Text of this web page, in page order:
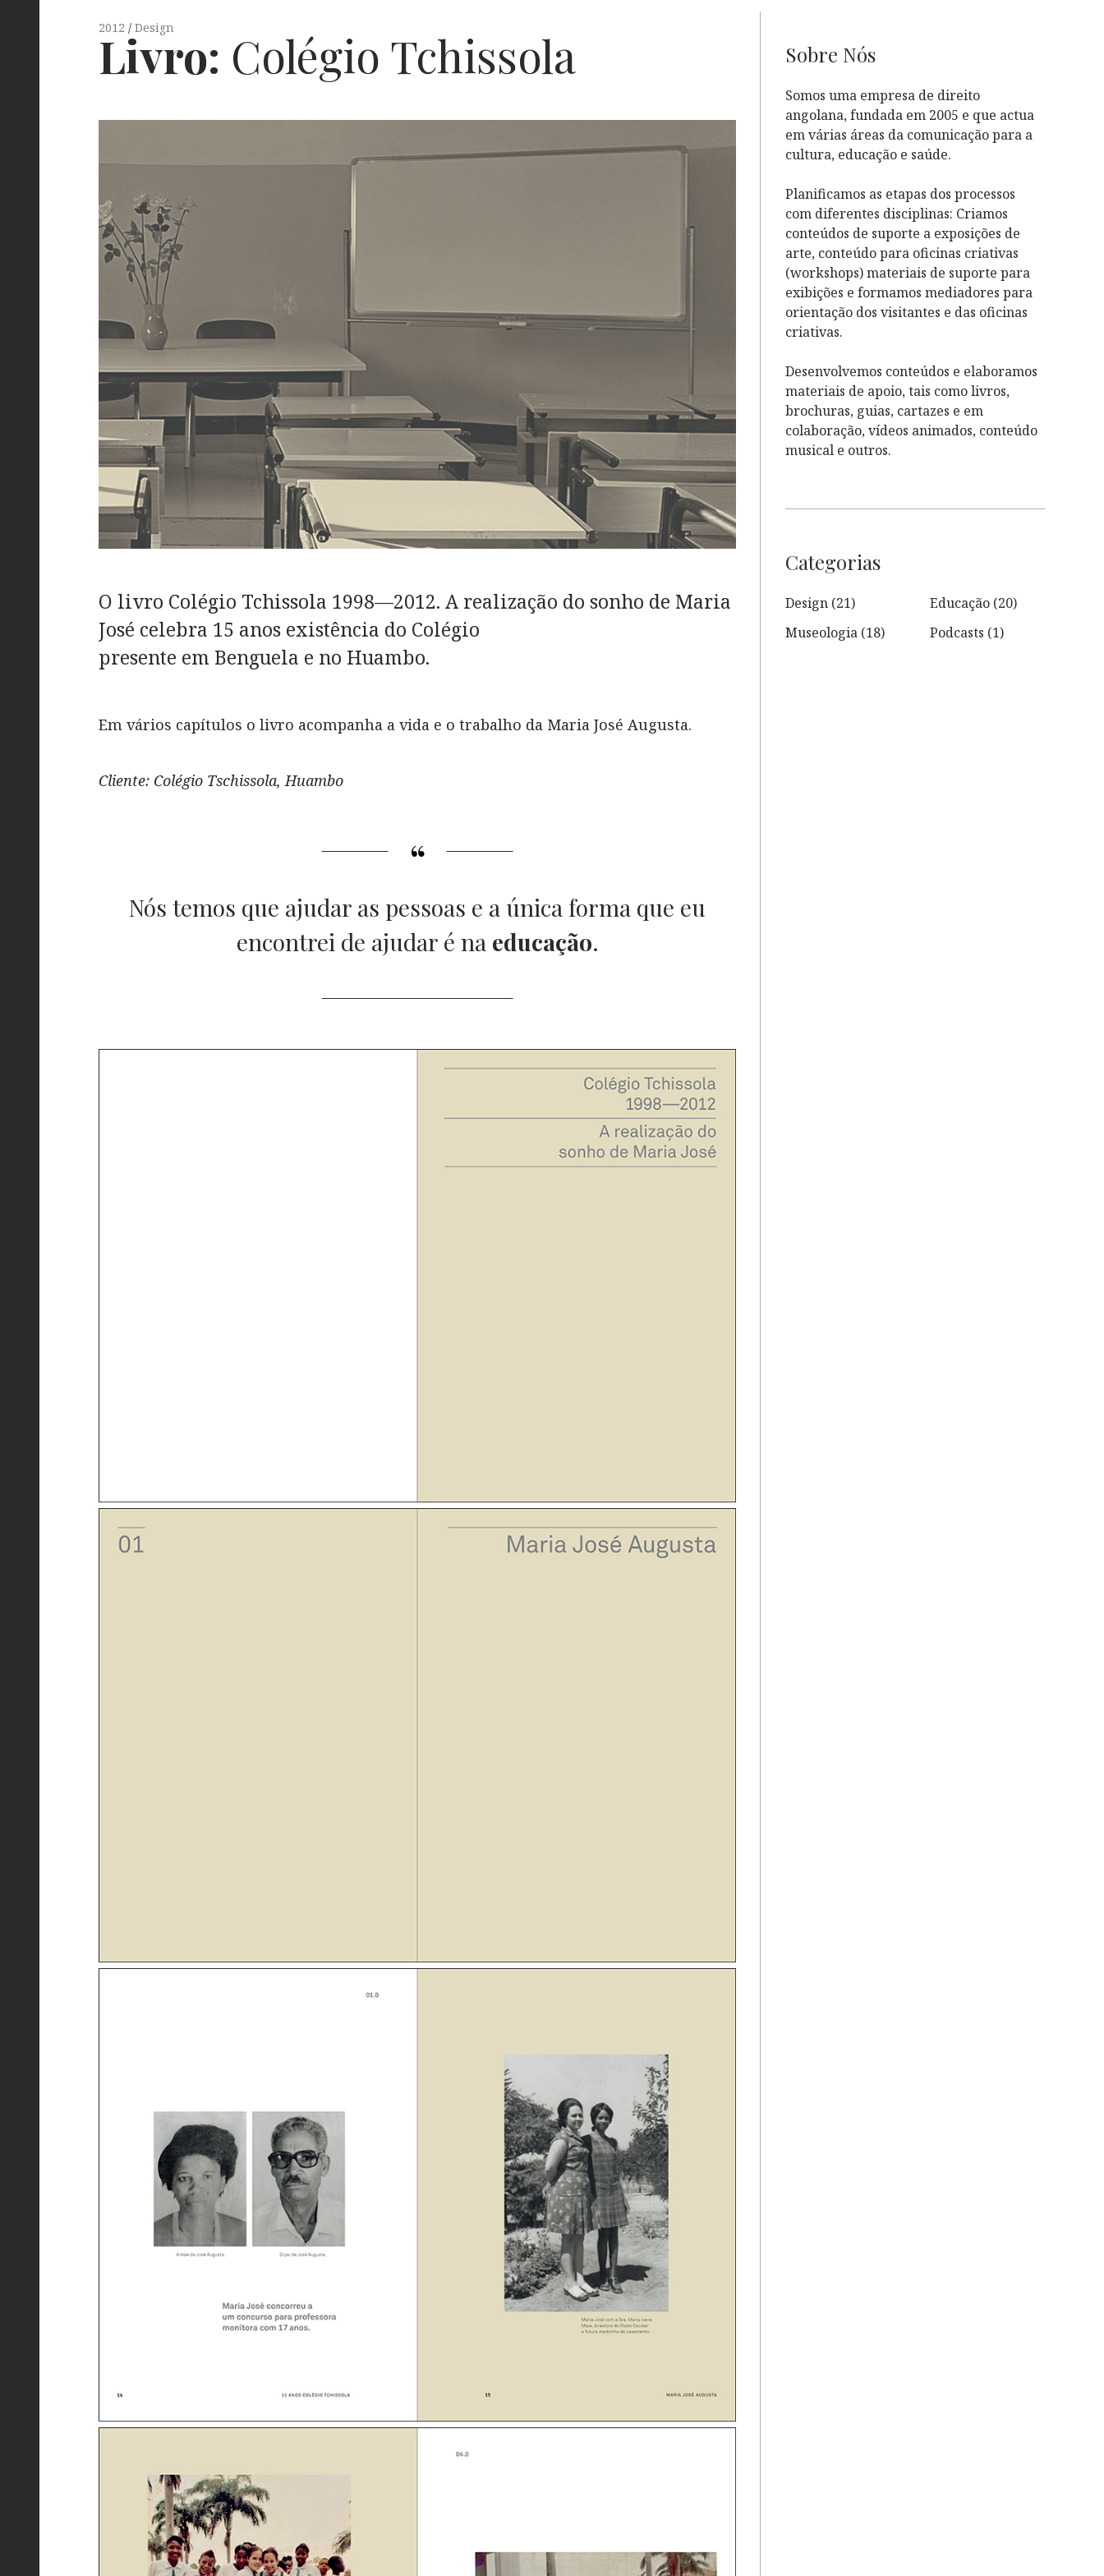
2012 Design
Livro: Colégio Tchissola
O livro Colégio Tchissola 1998—2012. A realização do sonho de Maria
José celebra 15 anos existência do Colégio
presente em Benguela e no Huambo.
Em vários capítulos o livro acompanha a vida e o trabalho da Maria José Augusta.
Cliente: Colégio Tschissola, Huambo
Nós temos que ajudar as pessoas e a única forma que eu
encontrei de ajudar é na educação.
Sobre Nós
Somos uma empresa de direito
angolana, fundada em 2005 e que actua
em várias áreas da comunicação para a
cultura, educação e saúde.
Planificamos as etapas dos processos
com diferentes disciplinas: Criamos
conteúdos de suporte a exposições de
arte, conteúdo para oficinas criativas
(workshops) materiais de suporte para
exibições e formamos mediadores para
orientação dos visitantes e das oficinas
criativas.
Desenvolvemos conteúdos e elaboramos
materiais de apoio, tais como livros,
brochuras, guias, cartazes e em
colaboração, vídeos animados, conteúdo
musical e outros.
Categorias
Design (21) Educação (20)
Museologia (18) Podcasts (1)